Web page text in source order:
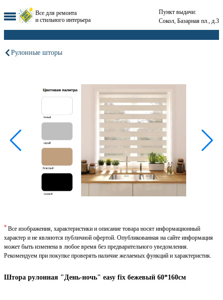
Все для ремонта
и стильного интерьера
Пункт выдачи:
Сокол, Базарная пл., д.3
Рулонные шторы
Штора рулонная "День-ночь" easy fix бежевый 60*160см
* Все изображения, характеристики и описание товара носят информационный
характер и не являются публичной офертой. Опубликованная на сайте информация
может быть изменена в любое время без предварительного уведомления.
Рекомендуем при покупке проверять наличие желаемых функций и характеристик.